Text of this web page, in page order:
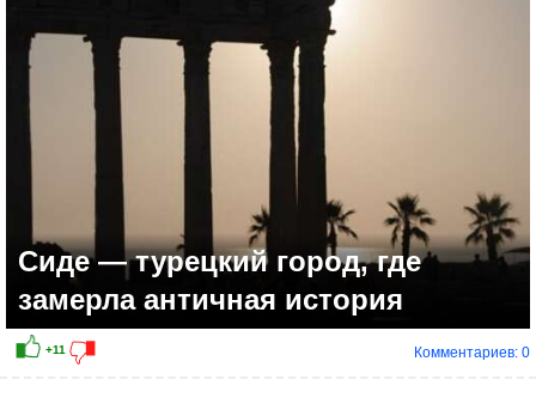
Сиде — турецкий город, где
замерла античная история
Комментариев: 0